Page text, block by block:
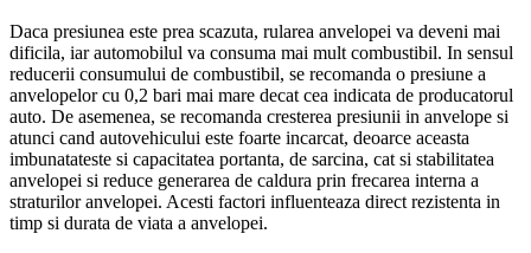
Daca presiunea este prea scazuta, rularea anvelopei va deveni mai
dificila, iar automobilul va consuma mai mult combustibil. In sensul
reducerii consumului de combustibil, se recomanda o presiune a
anvelopelor cu 0,2 bari mai mare decat cea indicata de producatorul
auto. De asemenea, se recomanda cresterea presiunii in anvelope si
atunci cand autovehicului este foarte incarcat, deoarce aceasta
imbunatateste si capacitatea portanta, de sarcina, cat si stabilitatea
anvelopei si reduce generarea de caldura prin frecarea interna a
straturilor anvelopei. Acesti factori influenteaza direct rezistenta in
timp si durata de viata a anvelopei.